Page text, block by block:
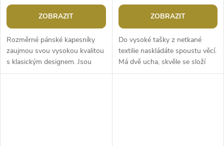
ZOBRAZIT
Rozměrné pánské kapesníky
zaujmou svou vysokou kvalitou
s klasickým designem. Jsou
vyrobené z prvotřídní česané
ZOBRAZIT
Do vysoké tašky z netkané
textilie naskládáte spoustu věcí.
Má dvě ucha, skvěle se složí
třeba do kabelky. Díky